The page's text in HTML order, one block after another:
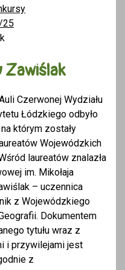
25
Zawiślak
Czerwonej Wydziału
Łódzkiego odbyło
którym zostały
Wojewódzkich
laureatów znalazła
im. Mikołaja
– uczennica
z Wojewódzkiego
Dokumentem
tytułu wraz z
i przywilejami jest
z